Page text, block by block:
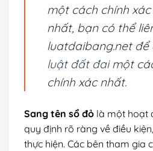
một cách chính
nhất, bạn có thể
luatdaibang.net để
luật đất đaimột
chính xác nhất.
Sang tên sổ đỏ là một hoạt
quy định rõ ràng về điều
thực hiện. Các bên tham gia